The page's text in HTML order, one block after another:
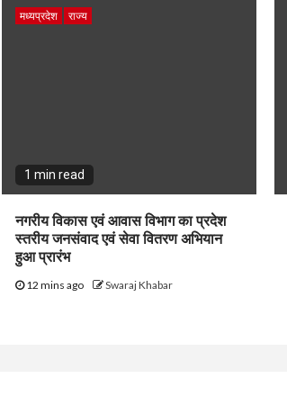
मध्यप्रदेश राज्य
1 min read
नगरीय विकास एवं आवास विभाग का प्रदेश
स्तरीय जनसंवाद एवं सेवा वितरण अभियान
हुआ प्रारंभ
12 mins ago Swaraj Khabar